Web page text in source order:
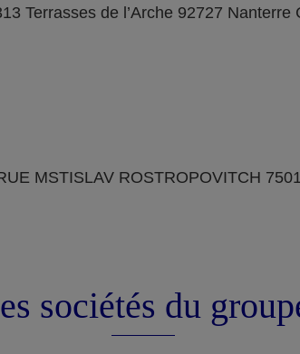
Terrasses de l’Arche 92727
MSTISLAV ROSTROPOVITCH
sociétés du